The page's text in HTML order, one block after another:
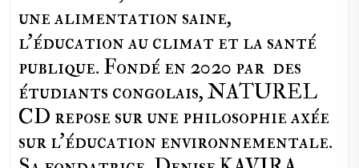
une alimentation saine,
l'éducation au climat et la santé
publique. Fondé en 2020 par des
étudiants congolais, NATUREL
CD repose sur une philosophie axée
sur l'éducation environnementale.